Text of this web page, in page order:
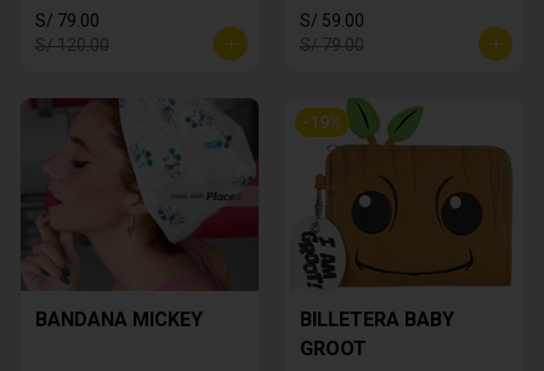
S/ 79.00
S/ 120.00
S/ 59.00
S/ 79.00
BANDANA MICKEY
-19%
BILLETERA BABY
GROOT